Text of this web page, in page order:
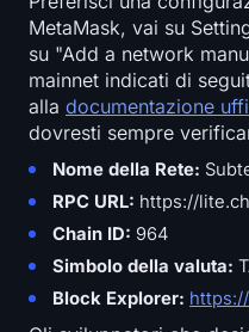
MetaMask, vai su
su "Add a network
mainnet indicati di
alla documentazione
dovresti sempre
Nome della Rete:
RPC URL: https://
Chain ID: 964
Simbolo della valuta:
Block Explorer: